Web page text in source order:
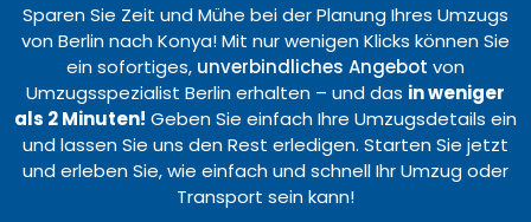
Sparen Sie Zeit und Mühe bei der Planung Ihres Umzugs
von Berlin nach Konya! Mit nur wenigen Klicks können Sie
ein sofortiges, unverbindliches Angebot von
Umzugsspezialist Berlin erhalten – und das in weniger
als 2 Minuten! Geben Sie einfach Ihre Umzugsdetails ein
und lassen Sie uns den Rest erledigen. Starten Sie jetzt
und erleben Sie, wie einfach und schnell Ihr Umzug oder
Transport sein kann!